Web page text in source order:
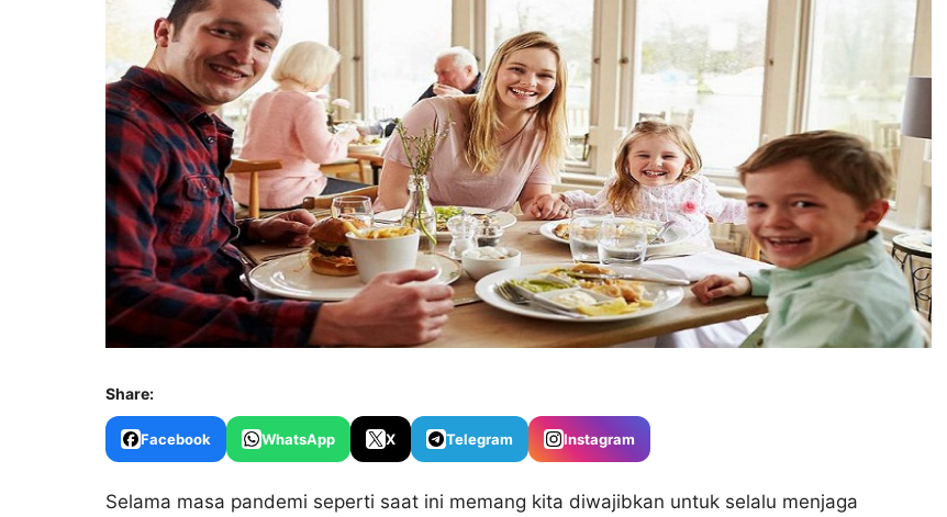
Share:
Facebook WhatsApp X Telegram Instagram
Selama masa pandemi seperti saat ini memang kita diwajibkan untuk selalu menjaga